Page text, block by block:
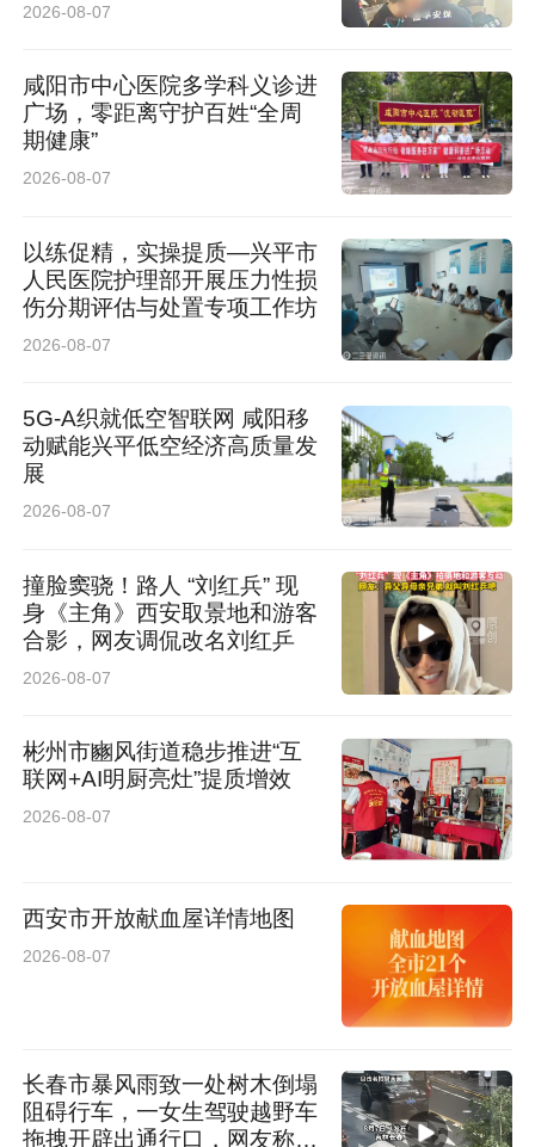
2026-08-07
咸阳市中心医院多学科义诊进
广场，零距离守护百姓“全周
期健康”
2026-08-07
以练促精，实操提质—兴平市
人民医院护理部开展压力性损
伤分期评估与处置专项工作坊
2026-08-07
5G-A织就低空智联网 咸阳移
动赋能兴平低空经济高质量发
展
2026-08-07
撞脸窦骁！路人 “刘红兵” 现
身《主角》西安取景地和游客
合影，网友调侃改名刘红乒
2026-08-07
彬州市豳风街道稳步推进“互
联网+AI明厨亮灶”提质增效
2026-08-07
西安市开放献血屋详情地图
2026-08-07
长春市暴风雨致一处树木倒塌
阻碍行车，一女生驾驶越野车
拖拽开辟出通行口，网友称赞